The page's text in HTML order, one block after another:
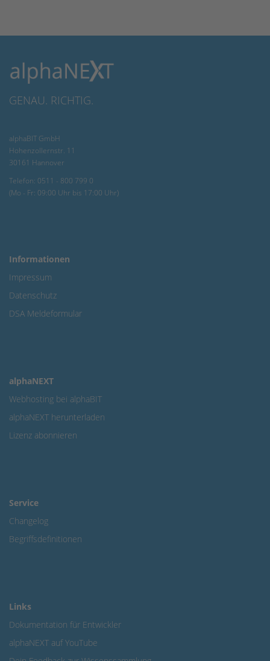
GENAU. RICHTIG.
alphaBIT GmbH
Hohenzollernstr. 11
30161 Hannover
Telefon: 0511 - 800 799 0
(Mo - Fr: 09:00 Uhr bis 17:00 Uhr)
Informationen
Impressum
Datenschutz
DSA Meldeformular
alphaNEXT
Webhosting bei alphaBIT
alphaNEXT herunterladen
Lizenz abonnieren
Service
Changelog
Begriffsdefinitionen
Links
Dokumentation für Entwickler
alphaNEXT auf YouTube